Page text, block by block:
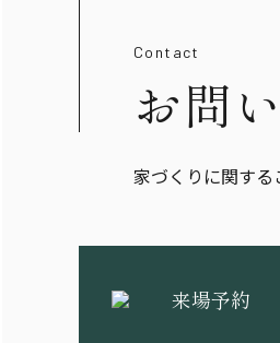
Contact
お問
家づくりに関する
来場予約